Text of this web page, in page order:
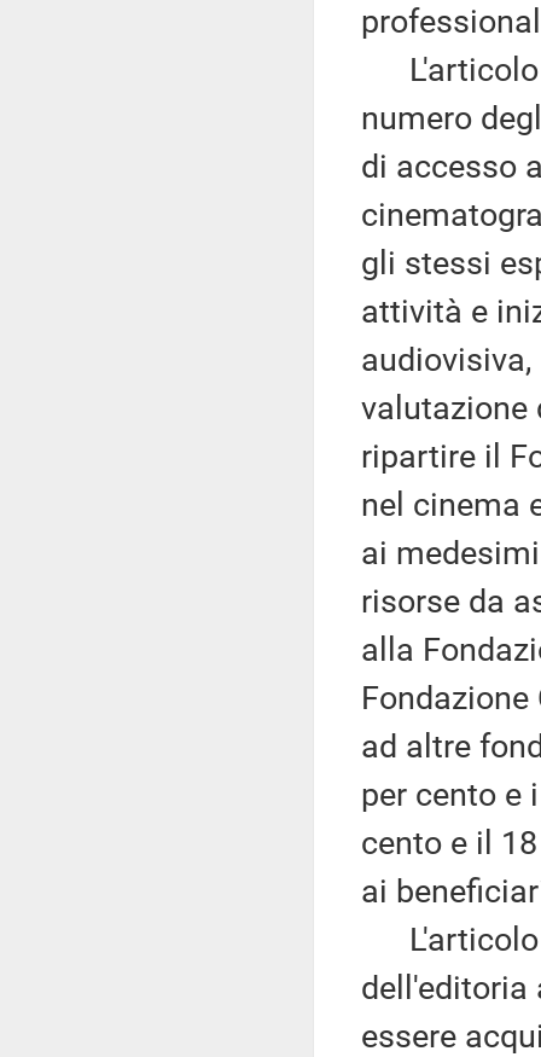
L'articolo
numero
di accesso
gli stessi
attività e
valutazione
ripartire il
nel cinema
ai
risorse da
alla
ad altre
per cento e
cento e il
ai
L'articolo
dell'editoria
essere